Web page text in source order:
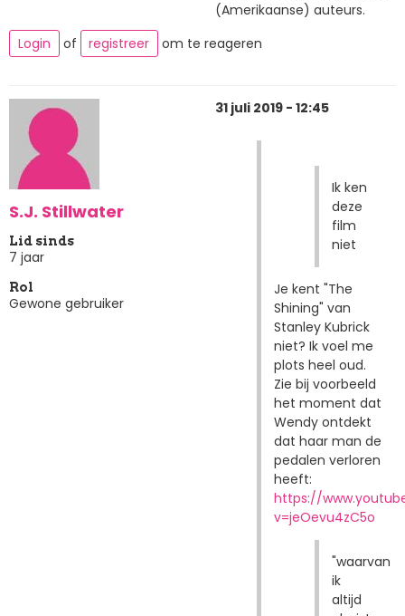
(Amerikaanse) auteurs.
Login
of registreer om te reageren
S.J. Stillwater
Lid sinds
7 jaar
Rol
Gewone gebruiker
31 juli 2019 - 12:45
Ik ken
deze
film
niet
Je kent "The
Shining" van
Stanley Kubrick
niet? Ik voel me
plots heel oud.
Zie bij voorbeeld
het moment dat
Wendy ontdekt
dat haar man de
pedalen verloren
heeft:
https://
v=jeOevu4zC5o
"waarvan
ik
altijd